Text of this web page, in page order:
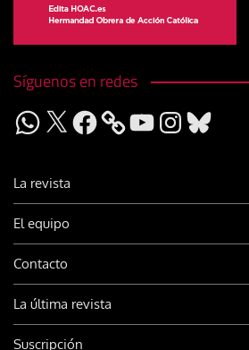
Síguenos en redes
WhatsApp
X Facebook YouTubeInstagram
Bluesky
La revista
El equipo
Contacto
La última revista
Suscripción